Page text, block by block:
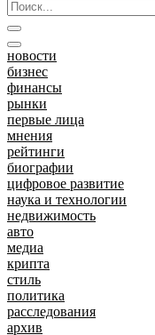
новости
бизнес
финансы
рынки
первые лица
мнения
рейтинги
биографии
цифровое развитие
наука и технологии
недвижимость
авто
медиа
крипта
стиль
политика
расследования
архив